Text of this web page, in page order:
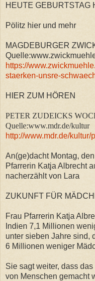
HEUTE GEBURTSTAG
Pölitz hier und mehr
MAGDEBURGER
https://
staerken-unsre-
HIER ZUM HÖREN
PETER ZUDEICKS
Quelle:www.mdr.de/kultur
http://www.mdr.de/
An(ge)dacht Montag,
Pfarrerin Katja Albrecht
nacherzählt von Lara
ZUKUNFT FÜR
Frau Pfarrerin Katja
Indien 7,1 Millionen
unter sieben Jahre sind,
6 Millionen weniger
Sie sagt weiter, dass
von Menschen gemacht